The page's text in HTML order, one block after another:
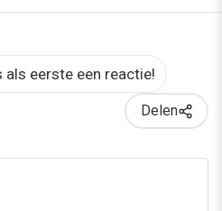
als eerste een reactie!
Delen